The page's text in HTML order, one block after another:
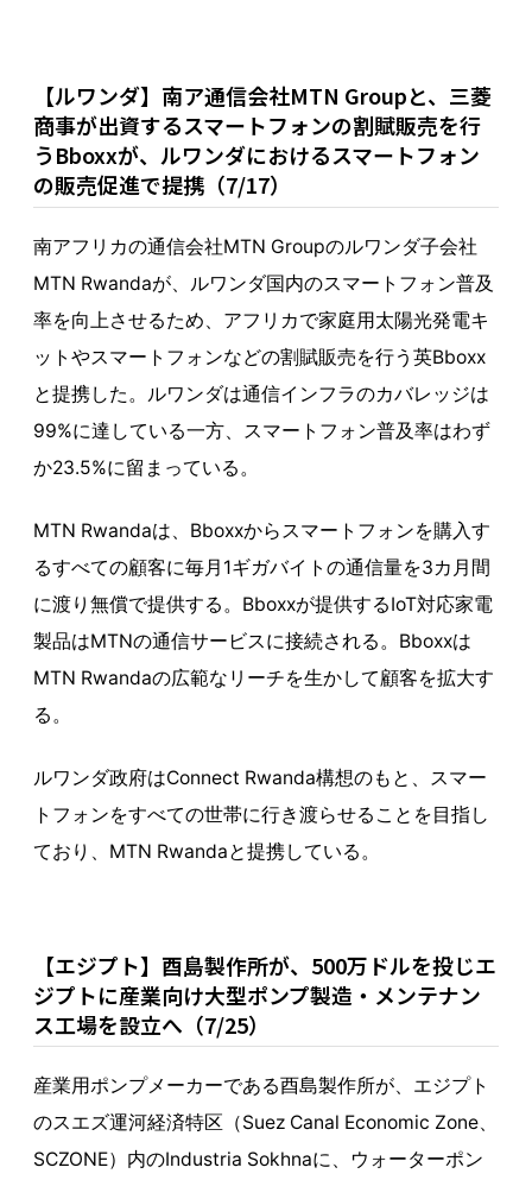
【ルワンダ】南ア通信会社MTN Groupと、三菱
商事が出資するスマートフォンの割賦販売を行
うBboxxが、ルワンダにおけるスマートフォン
の販売促進で提携（7/17）
南アフリカの通信会社MTN Groupのルワンダ子会社
MTN Rwandaが、ルワンダ国内のスマートフォン普及
率を向上させるため、アフリカで家庭用太陽光発電キ
ットやスマートフォンなどの割賦販売を行う英Bboxx
と提携した。ルワンダは通信インフラのカバレッジは
99%に達している一方、スマートフォン普及率はわず
か23.5%に留まっている。
MTN Rwandaは、Bboxxからスマートフォンを購入す
るすべての顧客に毎月1ギガバイトの通信量を3カ月間
に渡り無償で提供する。Bboxxが提供するIoT対応家電
製品はMTNの通信サービスに接続される。Bboxxは
MTN Rwandaの広範なリーチを生かして顧客を拡大す
る。
ルワンダ政府はConnect Rwanda構想のもと、スマー
トフォンをすべての世帯に行き渡らせることを目指し
ており、MTN Rwandaと提携している。
【エジプト】酉島製作所が、500万ドルを投じエ
ジプトに産業向け大型ポンプ製造・メンテナン
ス工場を設立へ（7/25）
産業用ポンプメーカーである酉島製作所が、エジプト
のスエズ運河経済特区（Suez Canal Economic Zone、
SCZONE）内のIndustria Sokhnaに、ウォーターポン